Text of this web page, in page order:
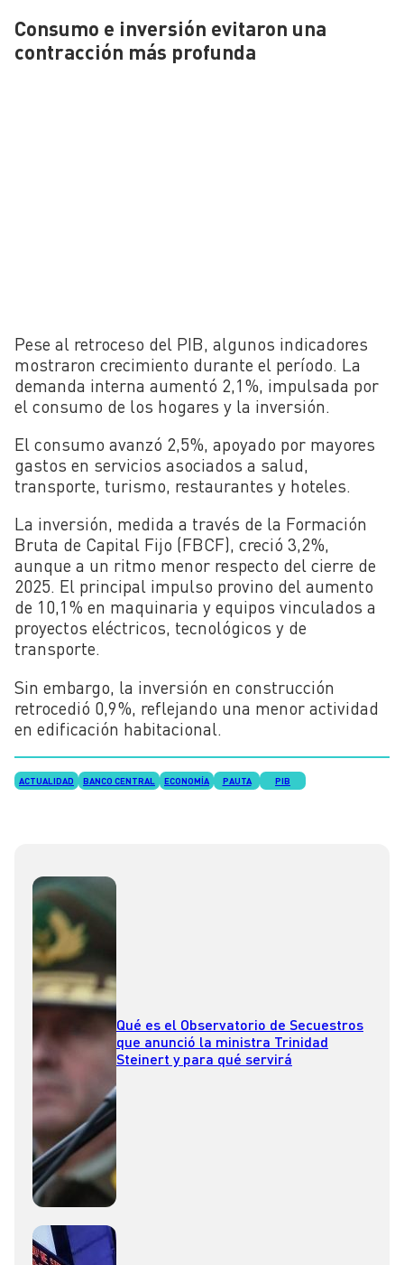
Consumo e inversión evitaron una
contracción más profunda
Pese al retroceso del PIB, algunos indicadores
mostraron crecimiento durante el período. La
demanda interna aumentó 2,1%, impulsada por
el consumo de los hogares y la inversión.
El consumo avanzó 2,5%, apoyado por mayores
gastos en servicios asociados a salud,
transporte, turismo, restaurantes y hoteles.
La inversión, medida a través de la Formación
Bruta de Capital Fijo (FBCF), creció 3,2%,
aunque a un ritmo menor respecto del cierre de
2025. El principal impulso provino del aumento
de 10,1% en maquinaria y equipos vinculados a
proyectos eléctricos, tecnológicos y de
transporte.
Sin embargo, la inversión en construcción
retrocedió 0,9%, reflejando una menor actividad
en edificación habitacional.
ACTUALIDAD BANCO CENTRAL ECONOMÍA PAUTA PIB
Qué es el Observatorio de Secuestros
que anunció la ministra Trinidad
Steinert y para qué servirá